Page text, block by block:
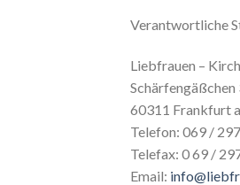
Verantwortliche
Liebfrauen –
Schärfengäßchen
60311 Frankfurt
Telefon: 069 /
Telefax: 0 69 /
Email: